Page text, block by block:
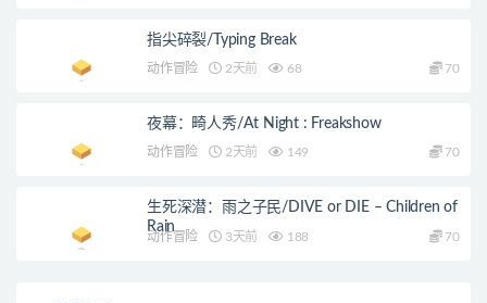
指尖碎裂/Typing Break
动作冒险 2天前 68 70
夜幕：畸人秀/At Night : Freakshow
动作冒险 2天前 149 70
生死深潜：雨之子民/DIVE or DIE – Children of
Rain
动作冒险 3天前 188 70